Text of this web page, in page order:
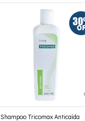
Shampoo Tricomax Anticaída